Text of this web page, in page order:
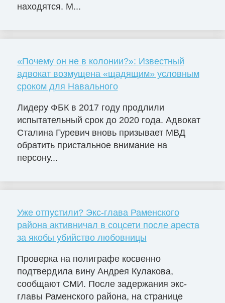
находятся. М...
«Почему он не в колонии?»: Известный
адвокат возмущена «щадящим» условным
сроком для Навального
Лидеру ФБК в 2017 году продлили
испытательный срок до 2020 года. Адвокат
Сталина Гуревич вновь призывает МВД
обратить пристальное внимание на
персону...
Уже отпустили? Экс-глава Раменского
района активничал в соцсети после ареста
за якобы убийство любовницы
Проверка на полиграфе косвенно
подтвердила вину Андрея Кулакова,
сообщают СМИ. После задержания экс-
главы Раменского района, на странице